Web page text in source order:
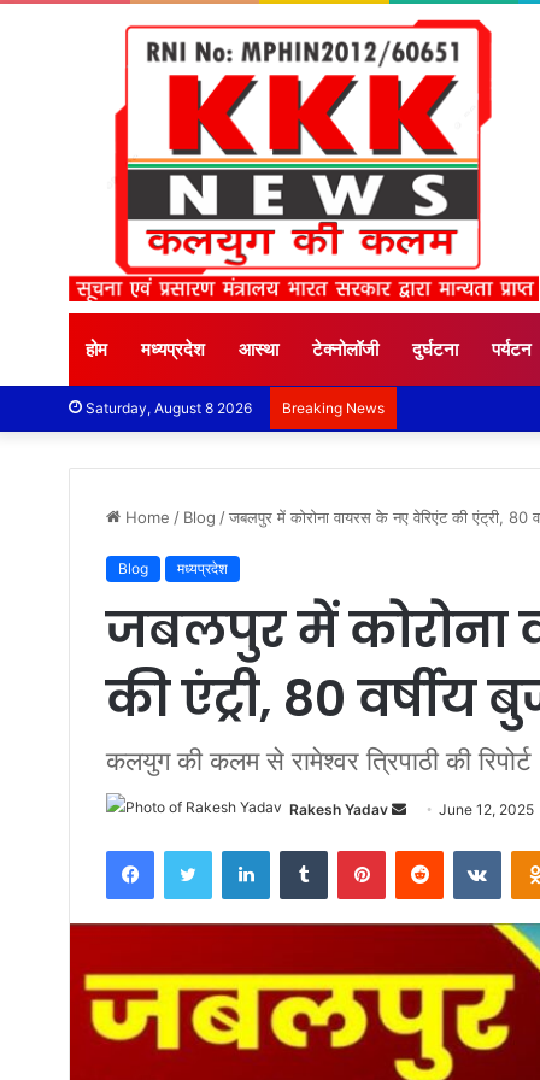
होम मध्यप्रदेश आस्था टेक्नोलॉजी दुर्घटना पर्यटन
Saturday, August 8 2026 Breaking News
Home / Blog /जबलपुर में कोरोना वायरस के नए वेरिएंट की एंट्री, 80
Blog मध्यप्रदेश
जबलपुर में कोरोना
की एंट्री, 80 वर्षीय
कलयुग की कलम से रामेश्वर त्रिपाठी की रिपोर्ट
Rakesh Yadav
n
d
a
e
m
a
i
June 12, 2025